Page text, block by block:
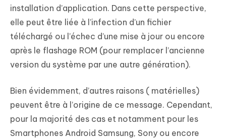
installation d’application. Dans cette perspective,
elle peut être liée à l’infection d’un fichier
téléchargé ou l’échec d’une mise à jour ou encore
après le flashage ROM (pour remplacer l’ancienne
version du système par une autre génération).
Bien évidemment, d’autres raisons ( matérielles)
peuvent être à l’origine de ce message. Cependant,
pour la majorité des cas et notamment pour les
Smartphones Android Samsung, Sony ou encore